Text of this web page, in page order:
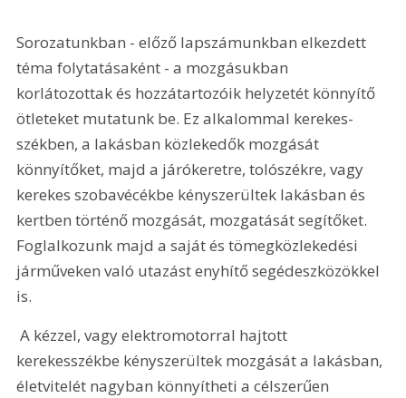
Sorozatunkban - előző lapszámunkban elkezdett
téma folytatásaként - a mozgásukban
korlátozottak és hozzátartozóik helyzetét könnyítő
ötleteket mutatunk be. Ez alkalommal kerekes-
székben, a lakásban közlekedők mozgását
könnyítőket, majd a járókeretre, tolószékre, vagy
kerekes szobavécékbe kényszerültek lakásban és
kertben történő mozgását, mozgatását segítőket.
Foglalkozunk majd a saját és tömegközlekedési
járműveken való utazást enyhítő segédeszközökkel
is.
A kézzel, vagy elektromotorral hajtott
kerekesszékbe kényszerültek mozgását a lakásban,
életvitelét nagyban könnyítheti a célszerűen